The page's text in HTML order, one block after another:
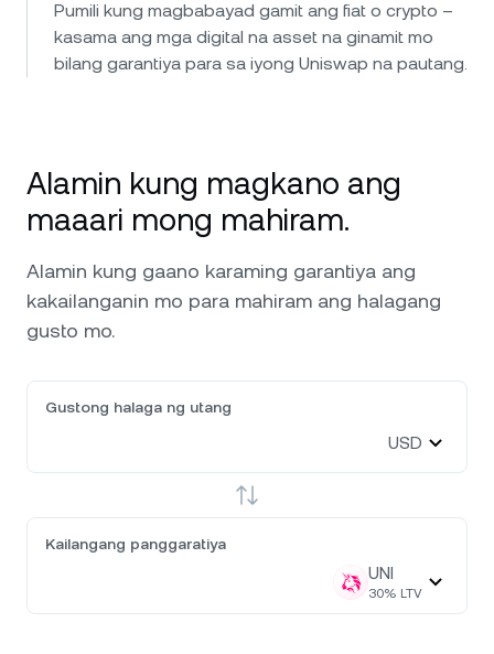
Pumili kung magbabayad gamit ang fiat o crypto –
kasama ang mga digital na asset na ginamit mo
bilang garantiya para sa iyong Uniswap na pautang.
Alamin kung magkano ang
maaari mong mahiram.
Alamin kung gaano karaming garantiya ang
kakailanganin mo para mahiram ang halagang
gusto mo.
Gustong halaga ng utang
USD
Kailangang panggaratiya
UNI
30% LTV